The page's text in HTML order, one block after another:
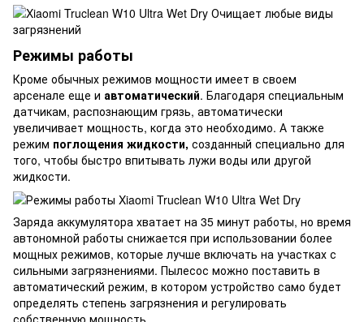
Режимы работы
Кроме обычных режимов мощности имеет в своем
арсенале еще и автоматический. Благодаря специальным
датчикам, распознающим грязь, автоматически
увеличивает мощность, когда это необходимо. А также
режим поглощения жидкости, созданный специально для
того, чтобы быстро впитывать лужи воды или другой
жидкости.
Заряда аккумулятора хватает на 35 минут работы, но время
автономной работы снижается при использовании более
мощных режимов, которые лучше включать на участках с
сильными загрязнениями. Пылесос можно поставить в
автоматический режим, в котором устройство само будет
определять степень загрязнения и регулировать
собственную мощность.